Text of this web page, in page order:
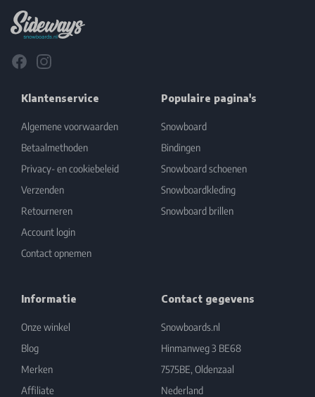
FacebookInstagram
Klantenservice
Algemene voorwaarden
Betaalmethoden
Privacy- en cookiebeleid
Verzenden
Retourneren
Account login
Contact opnemen
Populaire pagina's
Snowboard
Bindingen
Snowboard schoenen
Snowboardkleding
Snowboard brillen
Informatie
Onze winkel
Blog
Merken
Affiliate
Contact gegevens
Snowboards.nl
Hinmanweg 3 BE68
7575BE, Oldenzaal
Nederland